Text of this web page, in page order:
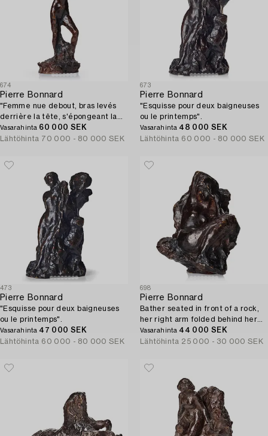
674
Pierre Bonnard
"Femme nue debout, bras levés
derrière la tête, s'épongeant la
nuque".
Vasarahinta 60 000 SEK
Lähtöhinta 70 000 - 80 000 SEK
673
Pierre Bonnard
"Esquisse pour deux baigneuses
ou le printemps".
Vasarahinta 48 000 SEK
Lähtöhinta 60 000 - 80 000 SEK
473
Pierre Bonnard
"Esquisse pour deux baigneuses
ou le printemps".
Vasarahinta 47 000 SEK
Lähtöhinta 60 000 - 80 000 SEK
698
Pierre Bonnard
Bather seated in front of a rock,
her right arm folded behind her
head.
Vasarahinta 44 000 SEK
Lähtöhinta 25 000 - 30 000 SEK